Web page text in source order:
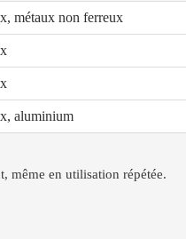
métaux non ferreux
aluminium
même en utilisation répétée.